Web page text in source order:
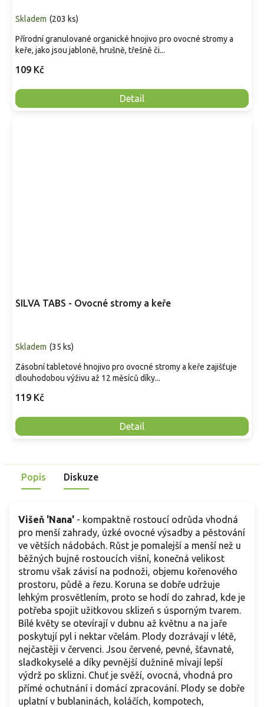
Skladem (203 ks)
109 Kč
Detail
Přírodní granulované organické hnojivo pro ovocné stromy a
keře, jako jsou jabloně, hrušně, třešně či...
SILVA TABS - Ovocné stromy a keře
Skladem (35 ks)
119 Kč
Detail
Zásobní tabletové hnojivo pro ovocné stromy a keře zajišťuje
dlouhodobou výživu až 12 měsíců díky...
Popis Diskuze
Višeň 'Nana' - kompaktně rostoucí odrůda vhodná
pro menší zahrady, úzké ovocné výsadby a pěstování
ve větších nádobách. Růst je pomalejší a menší než u
běžných bujně rostoucích višní, konečná velikost
stromu však závisí na podnoži, objemu kořenového
prostoru, půdě a řezu. Koruna se dobře udržuje
lehkým prosvětlením, proto se hodí do zahrad, kde je
potřeba spojit užitkovou sklizeň s úsporným tvarem.
Bílé květy se otevírají v dubnu až květnu a na jaře
poskytují pyl i nektar včelám. Plody dozrávají v létě,
nejčastěji v červenci. Jsou červené, pevné, šťavnaté,
sladkokyselé a díky pevnější dužnině mívají lepší
výdrž po sklizni. Chuť je svěží, ovocná, vhodná pro
přímé ochutnání i domácí zpracování. Plody se dobře
uplatní v bublaninách, koláčích, kompotech,